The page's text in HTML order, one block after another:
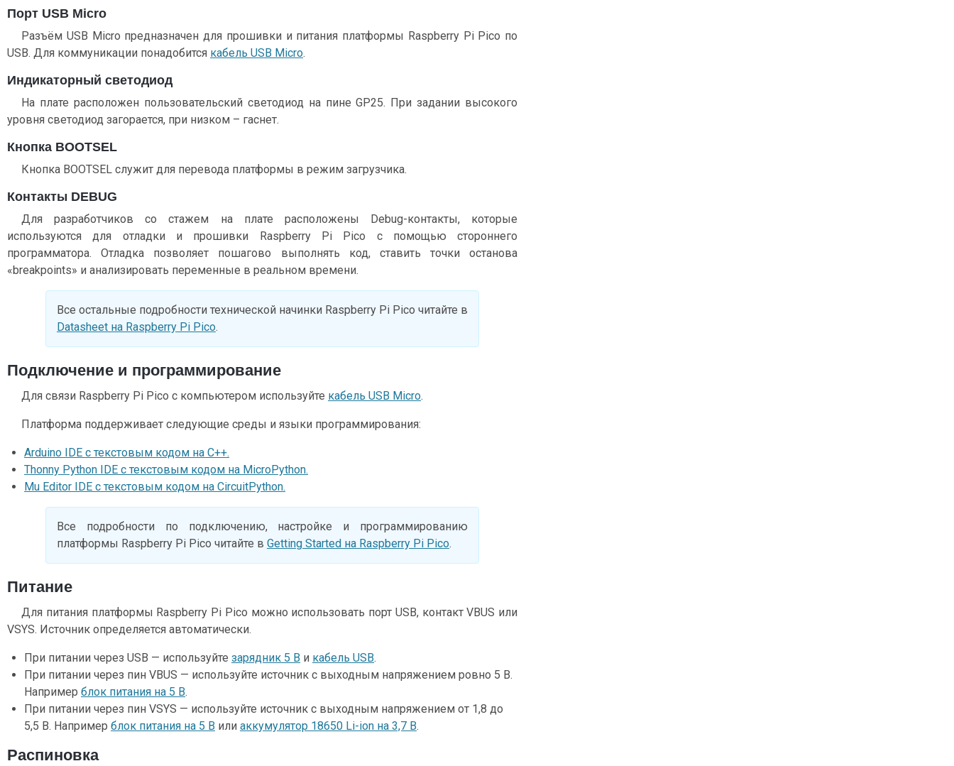
Порт USB Micro
Разъём USB Micro предназначен для прошивки и питания платформы Raspberry Pi Pico по
USB. Для коммуникации понадобится кабель USB Micro.
Индикаторный светодиод
На плате расположен пользовательский светодиод на пине GP25. При задании высокого
уровня светодиод загорается, при низком – гаснет.
Кнопка BOOTSEL
Кнопка BOOTSEL служит для перевода платформы в режим загрузчика.
Контакты DEBUG
Для разработчиков со стажем на плате расположены Debug-контакты, которые
используются для отладки и прошивки Raspberry Pi Pico с помощью стороннего
программатора. Отладка позволяет пошагово выполнять код, ставить точки останова
«breakpoints» и анализировать переменные в реальном времени.
Все остальные подробности технической начинки Raspberry Pi Pico читайте в
Datasheet на Raspberry Pi Pico.
Подключение и программирование
Для связи Raspberry Pi Pico с компьютером используйте кабель USB Micro.
Платформа поддерживает следующие среды и языки программирования:
Arduino IDE с текстовым кодом на C++.
Thonny Python IDE с текстовым кодом на MicroPython.
Mu Editor IDE с текстовым кодом на CircuitPython.
Все подробности по подключению, настройке и программированию
платформы Raspberry Pi Pico читайте в Getting Started на Raspberry Pi Pico.
Питание
Для питания платформы Raspberry Pi Pico можно использовать порт USB, контакт VBUS или
VSYS. Источник определяется автоматически.
При питании через USB — используйте зарядник 5 В и кабель USB.
При питании через пин VBUS — используйте источник с выходным напряжением ровно 5 В.
Например блок питания на 5 В.
При питании через пин VSYS — используйте источник с выходным напряжением от 1,8 до
5,5 В. Например блок питания на 5 В или аккумулятор 18650 Li-ion на 3,7 В.
Распиновка